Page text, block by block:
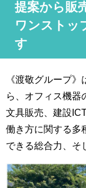
提案から販
ワンストッ
す
《渡敬グループ
ら、オフィス機器
文具販売、建設
働き方に関する多
できる総合力、そ